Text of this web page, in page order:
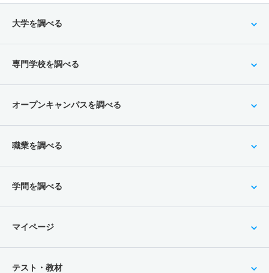
大学を調べる
専門学校を調べる
オープンキャンパスを調べる
職業を調べる
学問を調べる
マイページ
テスト・教材